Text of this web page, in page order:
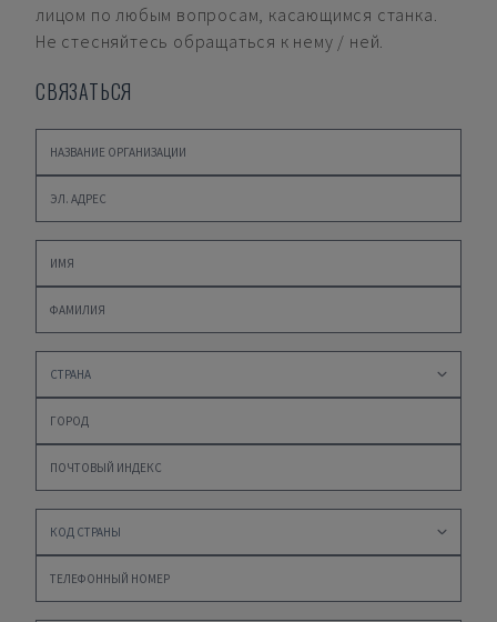
лицом по любым вопросам, касающимся станка.
Не стесняйтесь обращаться к нему / ней.
СВЯЗАТЬСЯ